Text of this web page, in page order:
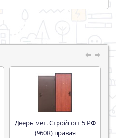
Дверь мет. Стройгост 5 РФ
(960R) правая